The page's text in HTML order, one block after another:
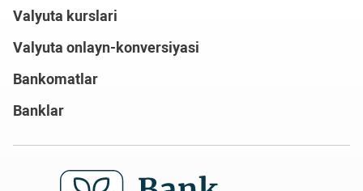
Valyuta kurslari
Valyuta onlayn-konversiyasi
Bankomatlar
Banklar